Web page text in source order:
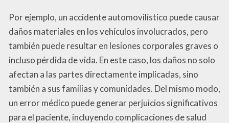
Por ejemplo, un accidente automovilístico puede causar
daños materiales en los vehículos involucrados, pero
también puede resultar en lesiones corporales graves o
incluso pérdida de vida. En este caso, los daños no solo
afectan a las partes directamente implicadas, sino
también a sus familias y comunidades. Del mismo modo,
un error médico puede generar perjuicios significativos
para el paciente, incluyendo complicaciones de salud